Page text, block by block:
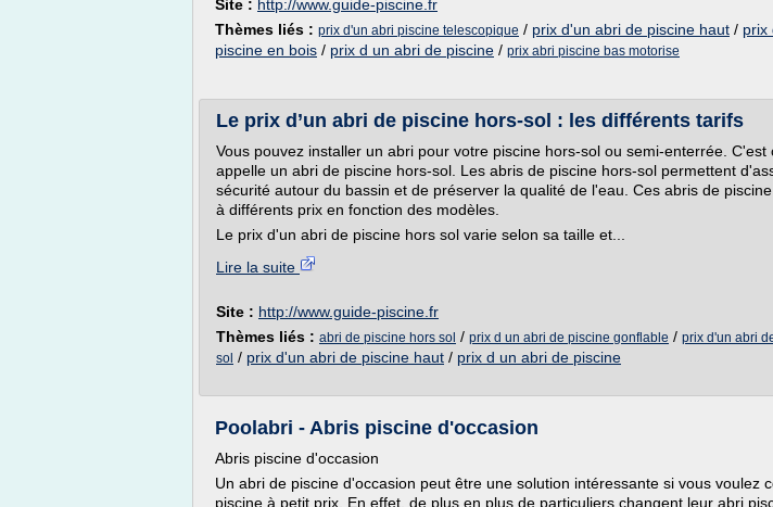
Site : http://www.guide-piscine.fr
Thèmes liés : prix d'un abri piscine telescopique / prix d'un abri de piscine haut / prix
piscine en bois / prix d un abri de piscine / prix abri piscine bas motorise
Le prix d’un abri de piscine hors-sol : les différents tarifs
Vous pouvez installer un abri pour votre piscine hors-sol ou semi-enterrée. C'est
appelle un abri de piscine hors-sol. Les abris de piscine hors-sol permettent
sécurité autour du bassin et de préserver la qualité de l'eau. Ces abris de
à différents prix en fonction des modèles.
Le prix d'un abri de piscine hors sol varie selon sa taille et...
Lire la suite
Site : http://www.guide-piscine.fr
Thèmes liés : abri de piscine hors sol / prix d un abri de piscine gonflable / prix d'un abri
sol / prix d'un abri de piscine haut / prix d un abri de piscine
Poolabri - Abris piscine d'occasion
Abris piscine d'occasion
Un abri de piscine d'occasion peut être une solution intéressante si vous voulez
piscine à petit prix. En effet, de plus en plus de particuliers changent leur abri